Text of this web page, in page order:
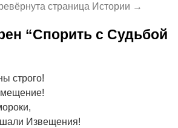
страница Истории →
“Спорить с Судьбой
строго!
Извещения!